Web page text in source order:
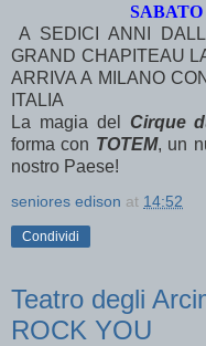
SABATO
A SEDICI ANNI
GRAND CHAPITEAU
ARRIVA A MILANO
ITALIA
La magia del Cirque
forma con TOTEM, un
nostro Paese!
seniores edison at 14:52
Condividi
Teatro degli
ROCK YOU